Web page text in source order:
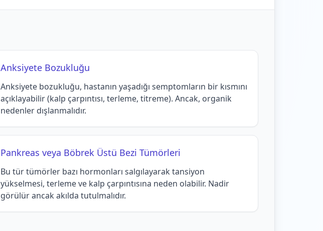
Anksiyete Bozukluğu
Anksiyete bozukluğu, hastanın yaşadığı semptomların bir kısmını
açıklayabilir (kalp çarpıntısı, terleme, titreme). Ancak, organik
nedenler dışlanmalıdır.
Pankreas veya Böbrek Üstü Bezi Tümörleri
Bu tür tümörler bazı hormonları salgılayarak tansiyon
yükselmesi, terleme ve kalp çarpıntısına neden olabilir. Nadir
görülür ancak akılda tutulmalıdır.